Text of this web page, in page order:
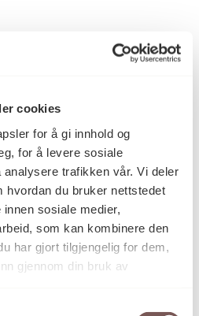
cookies
for å gi innhold og
for å levere sosiale
trafikken vår. Vi deler
hvordan du bruker nettstedet
sosiale medier,
som kan kombinere den
har gjort tilgjengelig for dem,
gjennom din bruk av
0cm
0cm
0cm